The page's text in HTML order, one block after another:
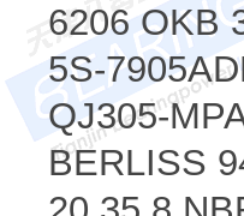
6206 OKB
5S-
QJ305-
BERLISS